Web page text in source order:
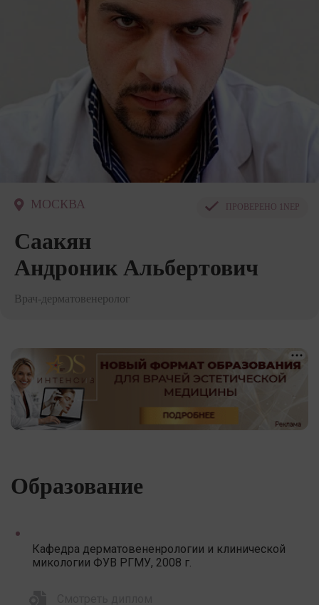
МОСКВА ПРОВЕРЕНО 1NEP
Саакян
Андроник Альбертович
Врач-дерматовенеролог
Образование
Кафедра дерматовененрологии и клинической
микологии ФУВ РГМУ, 2008 г.